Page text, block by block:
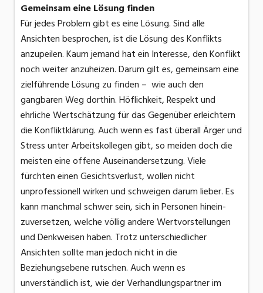
Gemeinsam eine Lösung finden
Für jedes Problem gibt es eine Lösung. Sind alle
Ansichten besprochen, ist die Lösung des Konflikts
anzupeilen. Kaum jemand hat ein Interesse, den Konflikt
noch weiter anzuheizen. Darum gilt es, gemeinsam eine
zielführende Lösung zu finden – wie auch den
gangbaren Weg dorthin. Höflichkeit, Respekt und
ehrliche Wertschätzung für das Gegenüber erleichtern
die Konfliktklärung. Auch wenn es fast überall Ärger und
Stress unter Arbeitskollegen gibt, so meiden doch die
meisten eine offene Auseinandersetzung. Viele
fürchten einen Gesichtsverlust, wollen nicht
unprofessionell wirken und schweigen darum lieber. Es
kann manchmal schwer sein, sich in Personen hinein-
zuversetzen, welche völlig andere Wertvorstellungen
und Denkweisen haben. Trotz unterschiedlicher
Ansichten sollte man jedoch nicht in die
Beziehungsebene rutschen. Auch wenn es
unverständlich ist, wie der Verhandlungspartner im